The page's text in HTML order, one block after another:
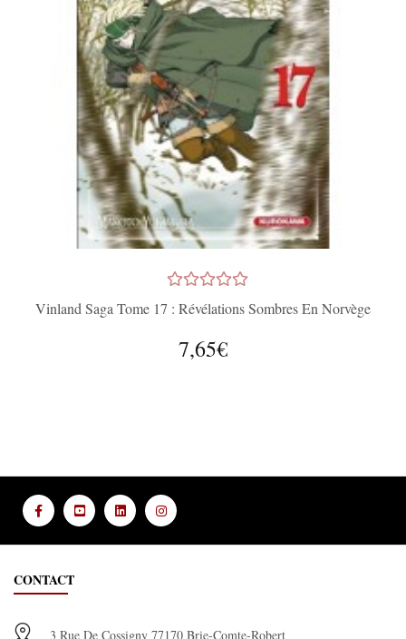
Vinland Saga Tome 17 : Révélations Sombres En Norvège
7,65€
CONTACT
3 Rue De Cossigny 77170 Brie-Comte-Robert